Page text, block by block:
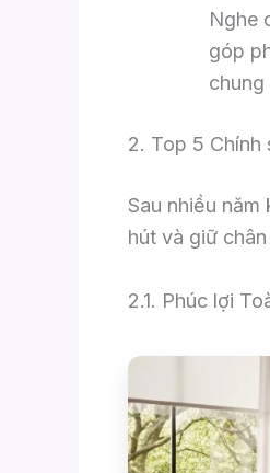
Nghe
góp
2. Top 5 Chính
Sau nhiều
hút và giữ
2.1. Phúc lợi